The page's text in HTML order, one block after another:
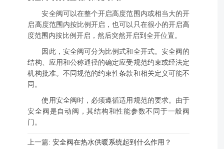
安全阀可以在整个开启高度范围内或相当大的开
启高度范围内按比例开启，也可以只在很小的开启高
度范围内按比例开启，然后突然开启到全开位置。
因此，安全阀可分为比例式和全开式。安全阀的
结构、应用和公称通径的确定应受规范约束或经法定
机构批准。不同规范的约束性条款和相关定义可能不
同。
使用安全阀时，必须遵循适用规范的要求。由于
安全阀是自动阀，其结构和性能参数不同于一般阀
门。
上一篇: 安全阀在热水供暖系统起到什么作用？